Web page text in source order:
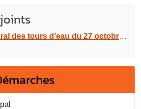
d’eau du 27 octobre au 1er novembre 2025